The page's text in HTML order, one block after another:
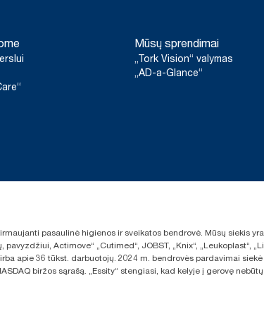
vidurkiu iki
šaltinių,
sumažėjimas
Mūsų sprendimai
„Tork Vision“ valymas
„AD-a-Glance“
pasaulinė higienos ir sveikatos bendrovė. Mūsų siekis
Actimove“ „Cutimed“, JOBST, „Knix“, „Leukoplast“,
apie 36 tūkst. darbuotojų. 2024 m. bendrovės pardavimai
biržos sąrašą. „Essity“ stengiasi, kad kelyje į gerovę